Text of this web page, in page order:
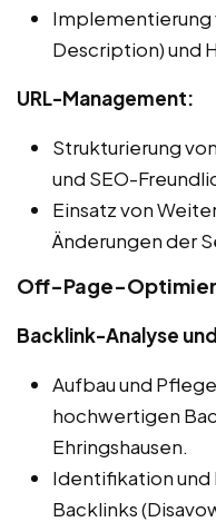
Implementierung
Description) und
URL-Management:
Strukturierung
und SEO-
Einsatz von
Änderungen der
Off-Page-
Backlink-Analyse
Aufbau und
hochwertigen
Ehringshausen.
Identifikation und
Backlinks